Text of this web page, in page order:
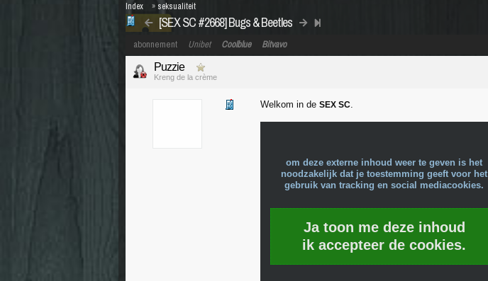
[SEX SC #2668] Bugs & Beetles
Index » seksualiteit
abonnement Unibet Coolblue Bitvavo
Puzzie
Kreng de la crème
Welkom in de SEX SC.
om deze externe inhoud weer te geven is het
noodzakelijk dat je toestemming geeft voor het
gebruik van tracking en social mediacookies.
Ja toon me deze inhoud
ik accepteer de cookies.